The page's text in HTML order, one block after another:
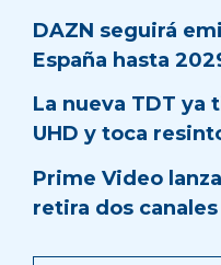
DAZN seguirá
España hasta
La nueva TDT ya
UHD y toca
Prime Video lanza
retira dos